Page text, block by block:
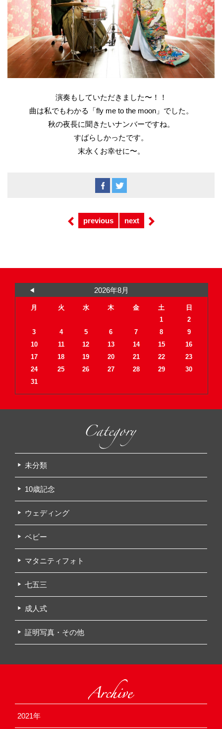
演奏もしていただきました〜！！
曲は私でもわかる「fly me to the moon」でした。
秋の夜長に聞きたいナンバーですね。
すばらしかったです。
末永くお幸せに〜。
previous next
2026年8月
月 火 水 木 金 土
日
1
2
3
4 5 6 7 8
9
10
11 12 13 14 15
16
17
18 19 20 21 22
23
24
25 26 27 28 29
30
31
未分類
10歳記念
ウェディング
ベビー
マタニティフォト
七五三
成人式
証明写真・その他
2021